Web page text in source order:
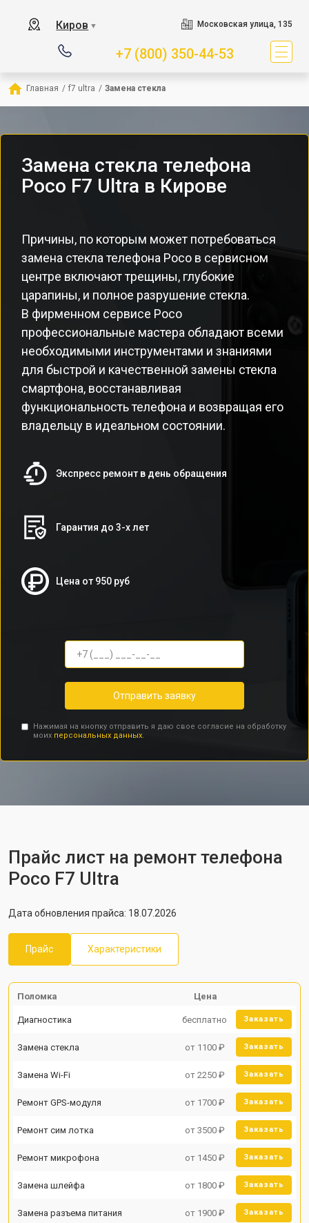
Киров ▼ Московская улица, 135
+7 (800) 350-44-53
Главная / f7 ultra / Замена стекла
Замена стекла телефона
Poco F7 Ultra в Кирове
Причины, по которым может потребоваться
замена стекла телефона Poco в сервисном
центре включают трещины, глубокие
царапины, и полное разрушение стекла.
В фирменном сервисе Poco
профессиональные мастера обладают всеми
необходимыми инструментами и знаниями
для быстрой и качественной замены стекла
смартфона, восстанавливая
функциональность телефона и возвращая его
владельцу в идеальном состоянии.
Экспресс ремонт в день обращения
Гарантия до 3-х лет
Цена от 950 руб
Отправить заявку
Нажимая на кнопку отправить я даю свое согласие на обработку
моих персональных данных.
Прайс лист на ремонт телефона
Poco F7 Ultra
Дата обновления прайса: 18.07.2026
Прайс Характеристики
Поломка Цена
Диагностика бесплатно Заказать
Замена стекла от 1100 ₽ Заказать
Замена Wi-Fi от 2250 ₽ Заказать
Ремонт GPS-модуля от 1700 ₽ Заказать
Ремонт сим лотка от 3500 ₽ Заказать
Ремонт микрофона от 1450 ₽ Заказать
Замена шлейфа от 1800 ₽ Заказать
Замена разъема питания от 1900 ₽ Заказать